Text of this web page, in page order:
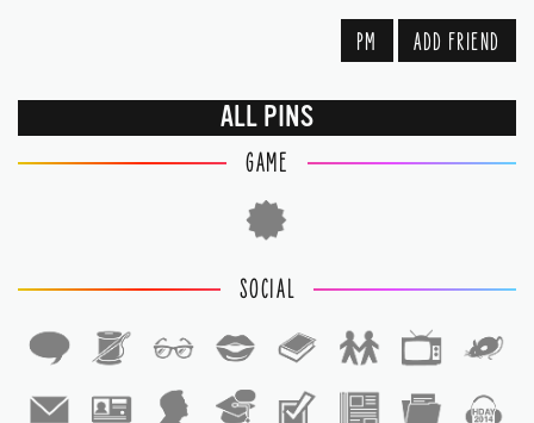
PM ADD FRIEND
ALL PINS
GAME
SOCIAL